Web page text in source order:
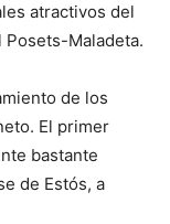
atractivos del
Posets-Maladeta.
de los
El primer
bastante
de Estós, a